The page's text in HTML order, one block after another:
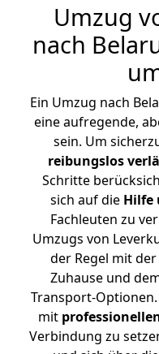
Umzug
nach
Ein Umzug nach
eine aufregende,
sein. Um
reibungslos
Schritte
sich auf die Hilfe
Fachleuten zu
Umzugs von
der Regel mit
Zuhause und
Transport-
mit
Verbindung zu